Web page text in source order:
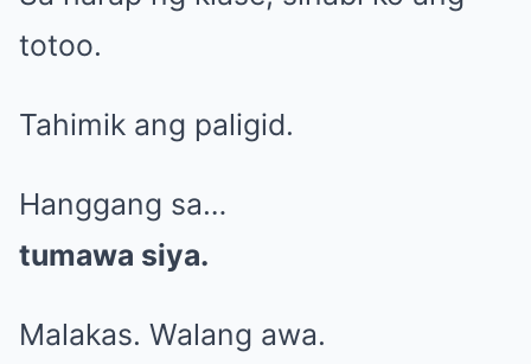
totoo.
Tahimik ang paligid.
Hanggang sa…
tumawa siya.
Malakas. Walang awa.